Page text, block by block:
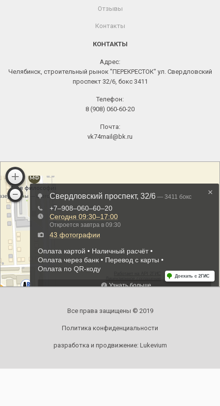
Отзывы
Контакты
КОНТАКТЫ
Адрес:
Челябинск, строительный рынок "ПЕРЕКРЕСТОК" ул. Свердловский
проспект 32/6, бокс 3411
Телефон:
8 (908) 060-60-20
Почта:
vk74mail@bk.ru
Все права защищены © 2019
Политика конфиденциальности
разработка и продвижение: Lukevium